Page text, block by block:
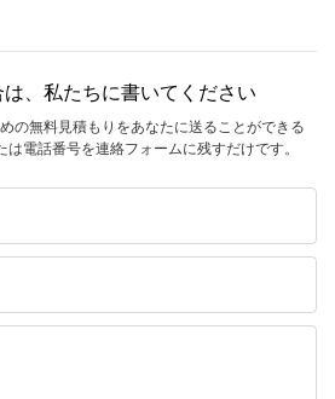
、私たちに書いてください
の無料見積もりをあなたに送ることができる
電話番号を連絡フォームに残すだけです。